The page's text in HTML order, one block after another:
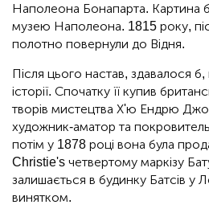
Наполеона Бонапарта. Картина
музею Наполеона. 1815 року,
полотно повернули до Відня.
Після цього настав, здавалося б,
історії. Спочатку її купив
творів мистецтва Х'ю Ендрю
художник-аматор та
потім у 1878 році вона була
Christie's четвертому маркізу
залишається в будинку Батсів у
винятком.